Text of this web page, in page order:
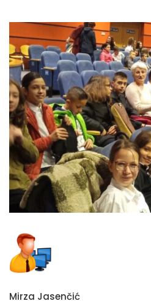
Mirza Jasenčić